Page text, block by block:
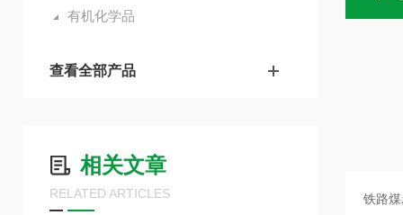
有机化学品
查看全部产品
相关文章
RELATED ARTICLES